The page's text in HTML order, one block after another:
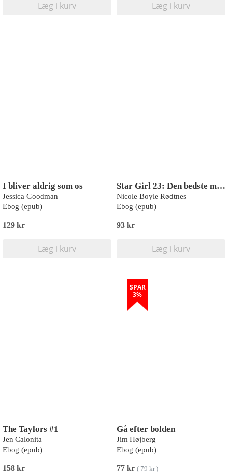
Læg i kurv Læg i kurv
I bliver aldrig som os
Jessica Goodman
Ebog (epub)
129 kr
Læg i kurv
Star Girl 23: Den bedste musikvideo
Nicole Boyle Rødtnes
Ebog (epub)
93 kr
Læg i kurv
The Taylors #1
Jen Calonita
Ebog (epub)
158 kr
SPAR
3%
Gå efter bolden
Jim Højberg
Ebog (epub)
77 kr ( 79 kr)